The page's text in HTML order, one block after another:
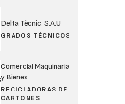
Delta Tècnic, S.A.U
GRADOS TÉCNICOS
Comercial Maquinaria
y Bienes
RECICLADORAS DE
CARTONES